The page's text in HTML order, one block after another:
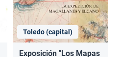
Toledo (capital)
Exposición "Los Mapas